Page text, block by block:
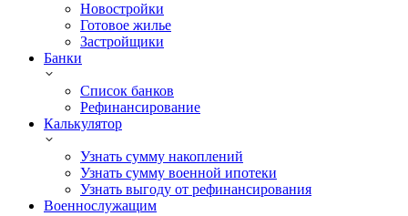
Новостройки
Готовое жилье
Застройщики
Банки
Список банков
Рефинансирование
Калькулятор
Узнать сумму накоплений
Узнать сумму военной ипотеки
Узнать выгоду от рефинансирования
Военнослужащим